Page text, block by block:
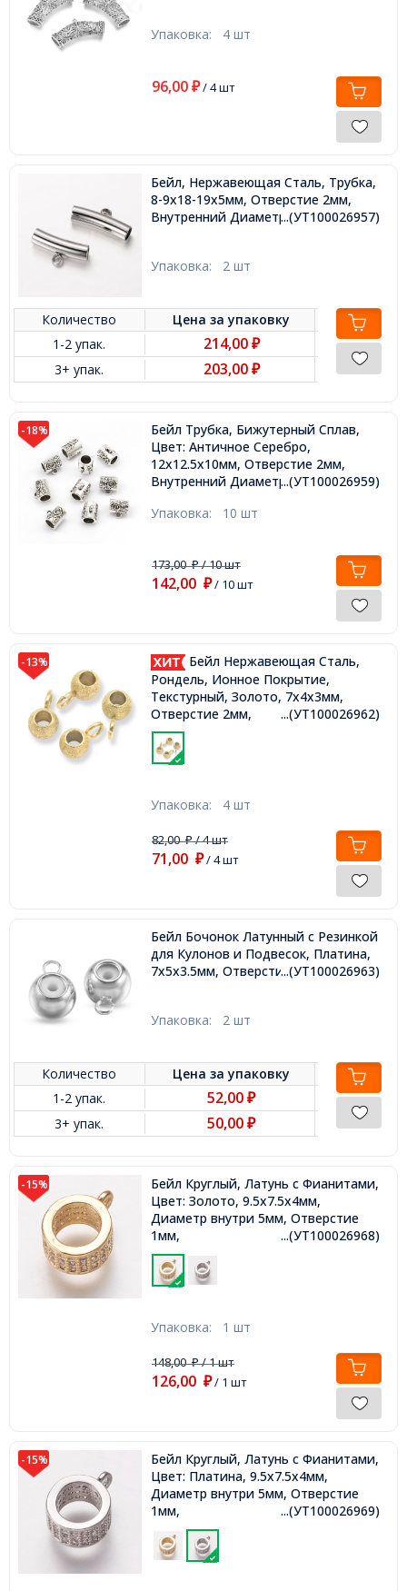
Упаковка: 4 шт
96,00 ₽/ 4 шт
Бейл, Нержавеющая Сталь, Трубка,
8-9x18-19x5мм, Отверстие 2мм,
Внутренний Диаметр: 4мм,...(УТ100026957)
Упаковка: 2 шт
Количество Цена заупаковку
1-2 упак.
214,00 ₽
3+ упак. 203,00 ₽
-18%
Бейл Трубка, Бижутерный Сплав,
Цвет: Античное Серебро,
12х12.5х10мм, Отверстие 2мм,
Внутренний Диаметр 5мм,...(УТ100026959)
Упаковка: 10 шт
173,00₽/ 10 шт
142,00 ₽/ 10 шт
-13%
Бейл Нержавеющая Сталь,
Рондель, Ионное Покрытие,
Текстурный, Золото, 7х4х3мм,
Отверстие 2мм,
...(УТ100026962)
Упаковка: 4 шт
82,00₽/ 4 шт
71,00 ₽/ 4 шт
Бейл Бочонок Латунный с Резинкой
для Кулонов и Подвесок, Платина,
7х5х3.5мм, Отверстие 0.7мм,
...(УТ100026963)
Упаковка: 2 шт
Количество Цена заупаковку
1-2 упак.
52,00₽
3+ упак. 50,00₽
-15%
Бейл Круглый, Латунь с Фианитами,
Цвет: Золото, 9.5х7.5х4мм,
Диаметр внутри 5мм, Отверстие
1мм,
...(УТ100026968)
Упаковка: 1 шт
148,00₽/ 1 шт
126,00 ₽/ 1 шт
-15%
Бейл Круглый, Латунь с Фианитами,
Цвет: Платина, 9.5х7.5х4мм,
Диаметр внутри 5мм, Отверстие
1мм,
...(УТ100026969)